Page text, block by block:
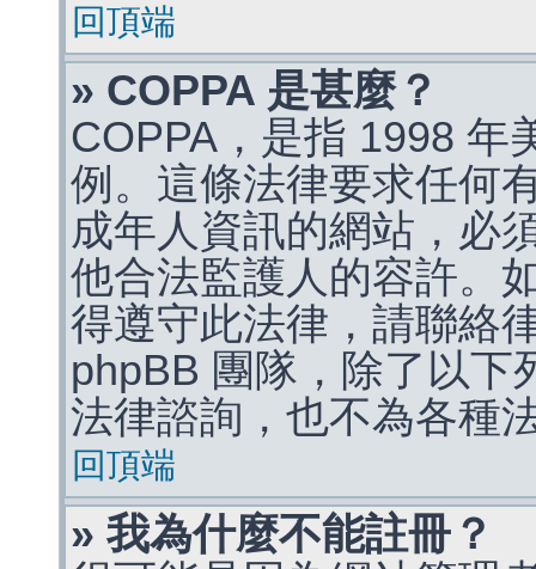
回頂端
» COPPA 是甚麼？
COPPA，是指 1998 年
例。這條法律要求任何
成年人資訊的網站，必
他合法監護人的容許。
得遵守此法律，請聯絡
phpBB 團隊，除了以下
法律諮詢，也不為各種
回頂端
» 我為什麼不能註冊？